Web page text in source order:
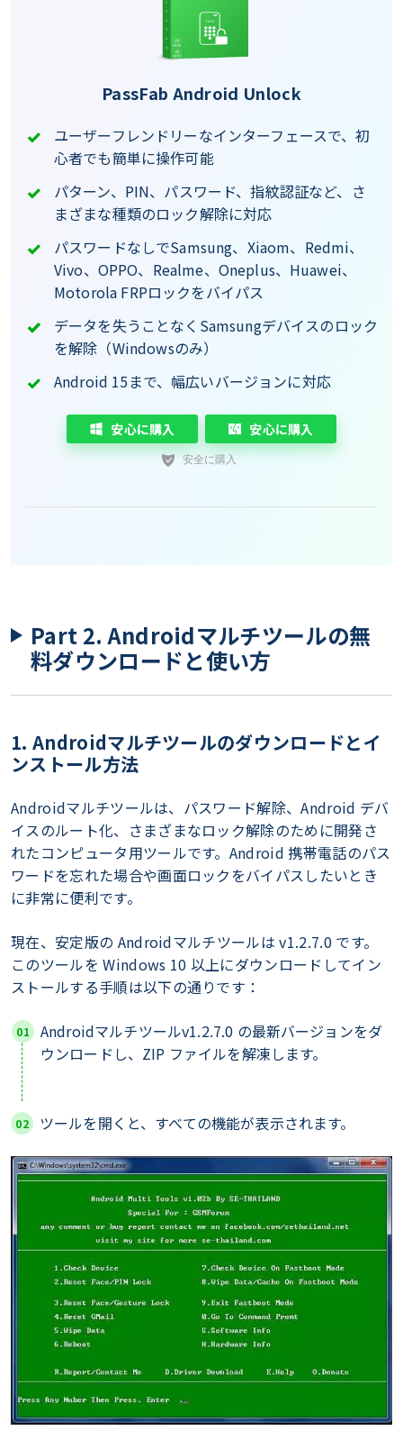
PassFab Android Unlock
ユーザーフレンドリーなインターフェースで、初
心者でも簡単に操作可能
パターン、PIN、パスワード、指紋認証など、さ
まざまな種類のロック解除に対応
パスワードなしでSamsung、Xiaom、Redmi、
Vivo、OPPO、Realme、Oneplus、Huawei、
Motorola FRPロックをバイパス
データを失うことなくSamsungデバイスのロック
を解除（Windowsのみ）
Android 15まで、幅広いバージョンに対応
安心に購入 安心に購入
Part 2. Androidマルチツールの無
料ダウンロードと使い方
1. Androidマルチツールのダウンロードとイ
ンストール方法
Androidマルチツールは、パスワード解除、Android デバ
イスのルート化、さまざまなロック解除のために開発さ
れたコンピュータ用ツールです。Android 携帯電話のパス
ワードを忘れた場合や画面ロックをバイパスしたいとき
に非常に便利です。
現在、安定版の Androidマルチツールは v1.2.7.0 です。
このツールを Windows 10 以上にダウンロードしてイン
ストールする手順は以下の通りです：
Androidマルチツールv1.2.7.0 の最新バージョンをダ
ウンロードし、ZIP ファイルを解凍します。
ツールを開くと、すべての機能が表示されます。